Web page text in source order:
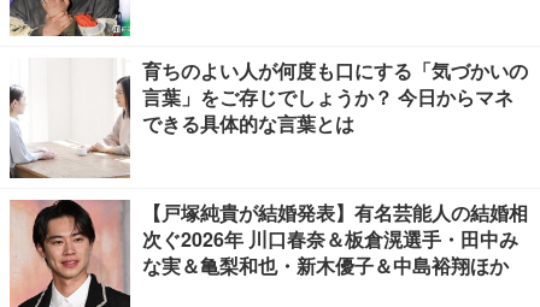
育ちのよい人が何度も口にする「気づかいの
言葉」をご存じでしょうか？ 今日からマネ
できる具体的な言葉とは
【戸塚純貴が結婚発表】有名芸能人の結婚相
次ぐ2026年 川口春奈＆板倉滉選手・田中み
な実＆亀梨和也・新木優子＆中島裕翔ほか